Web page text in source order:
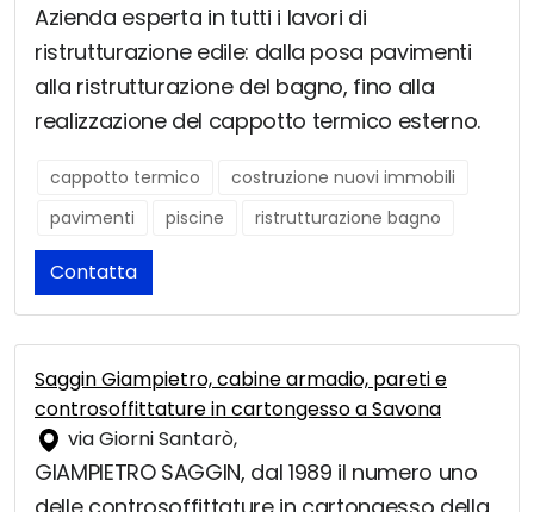
Azienda esperta in tutti i lavori di
ristrutturazione edile: dalla posa pavimenti
alla ristrutturazione del bagno, fino alla
realizzazione del cappotto termico esterno.
cappotto termico
costruzione nuovi immobili
pavimenti
piscine ristrutturazione bagno
Contatta
Saggin Giampietro, cabine armadio, pareti e
controsoffittature in cartongesso a Savona
via Giorni Santarò,
GIAMPIETRO SAGGIN, dal 1989 il numero uno